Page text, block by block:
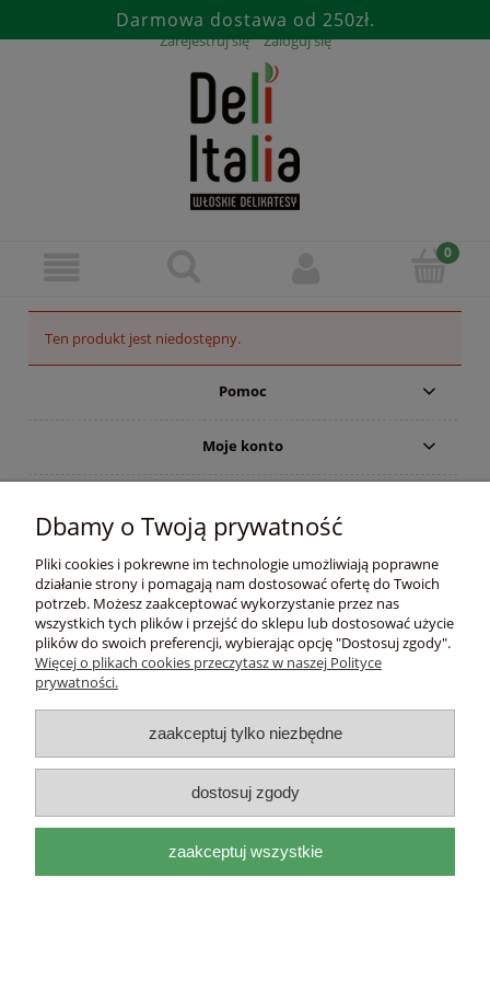
Darmowa dostawa od 250zł.
Zarejestruj się Zaloguj się
Ten produkt jest niedostępny.
Pomoc
Moje konto
Informacje
O nas
DELIITALIA
adres: Mackiewicza 17a 31-214 Kraków, woj.
e-mail: biuro@deliitalia.pl
NIP:9451155910
pokaż pełną wersję strony
Sklep internetowy Shoper.pl
Dbamy o Twoją prywatność
Pliki cookies i pokrewne im technologie umożliwiają poprawne
działanie strony i pomagają nam dostosować ofertę do Twoich
potrzeb. Możesz zaakceptować wykorzystanie przez nas
wszystkich tych plików i przejść do sklepu lub dostosować użycie
plików do swoich preferencji, wybierając opcję "Dostosuj zgody".
Więcej o plikach cookies przeczytasz w naszej Polityce
prywatności.
zaakceptuj tylko niezbędne
dostosuj zgody
zaakceptuj wszystkie